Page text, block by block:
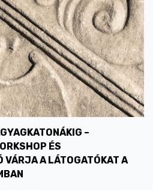
–
ÉS
VÁRJA A LÁTOGATÓKAT A